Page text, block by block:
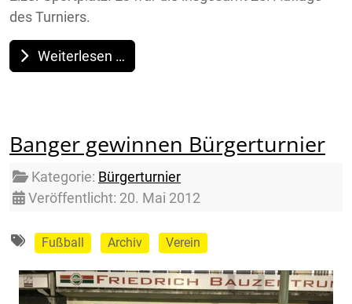
des Turniers.
Weiterlesen …
Banger gewinnen Bürgerturnier
Details
Kategorie: Bürgerturnier
Veröffentlicht: 20. Mai 2012
Fußball Archiv Verein